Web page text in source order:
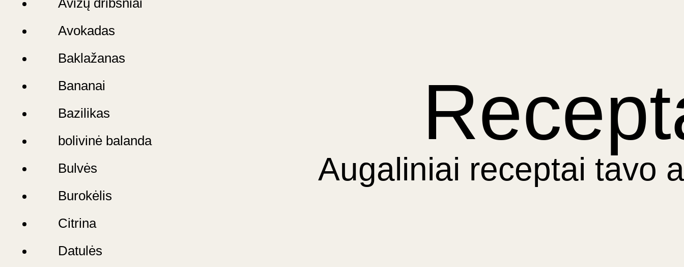
Augaliniai receptai tavo
Avižų dribsniai
Avokadas
Baklažanas
Bananai
Bazilikas
bolivinė balanda
Bulvės
Burokėlis
Citrina
Datulės